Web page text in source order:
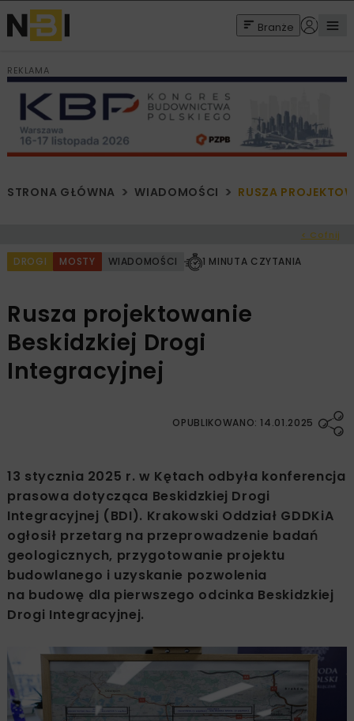
Branże
REKLAMA
STRONA GŁÓWNA WIADOMOŚCI RUSZA
< Cofnij
DROGI MOSTY WIADOMOŚCI 1 MINUTA CZYTANIA
Rusza projektowanie
Beskidzkiej Drogi
Integracyjnej
OPUBLIKOWANO: 14.01.2025
13 stycznia 2025 r. w Kętach odbyła konferencja
prasowa dotycząca Beskidzkiej Drogi
Integracyjnej (BDI). Krakowski Oddział GDDKiA
ogłosił przetarg na przeprowadzenie badań
geologicznych, przygotowanie projektu
budowlanego i uzyskanie pozwolenia
na budowę dla pierwszego odcinka Beskidzkiej
Drogi Integracyjnej.